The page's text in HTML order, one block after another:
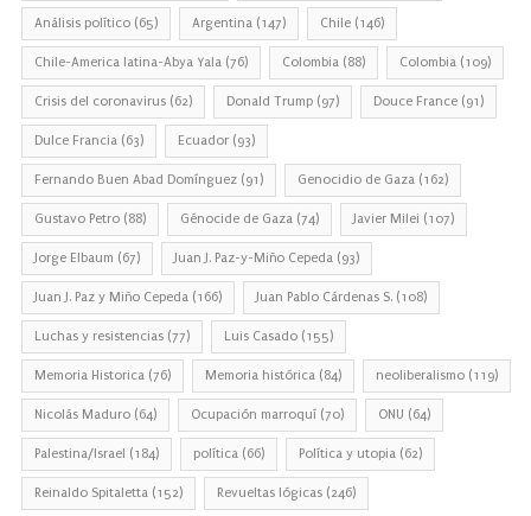
Análisis político (65) Argentina (147) Chile (146)
Chile-America latina-Abya Yala (76) Colombia (88) Colombia (109)
Crisis del coronavirus (62) Donald Trump (97) Douce France (91)
Dulce Francia (63) Ecuador (93)
Fernando Buen Abad Domínguez (91) Genocidio de Gaza (162)
Gustavo Petro (88) Génocide de Gaza (74) Javier Milei (107)
Jorge Elbaum (67) Juan J. Paz-y-Miño Cepeda (93)
Juan J. Paz y Miño Cepeda (166) Juan Pablo Cárdenas S. (108)
Luchas y resistencias (77) Luis Casado (155)
Memoria Historica (76) Memoria histórica (84) neoliberalismo (119)
Nicolás Maduro (64) Ocupación marroquí (70) ONU (64)
Palestina/Israel (184) política (66) Política y utopia (62)
Reinaldo Spitaletta (152) Revueltas lógicas (246)